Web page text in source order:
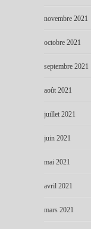
novembre 2021
octobre 2021
septembre 2021
août 2021
juillet 2021
juin 2021
mai 2021
avril 2021
mars 2021